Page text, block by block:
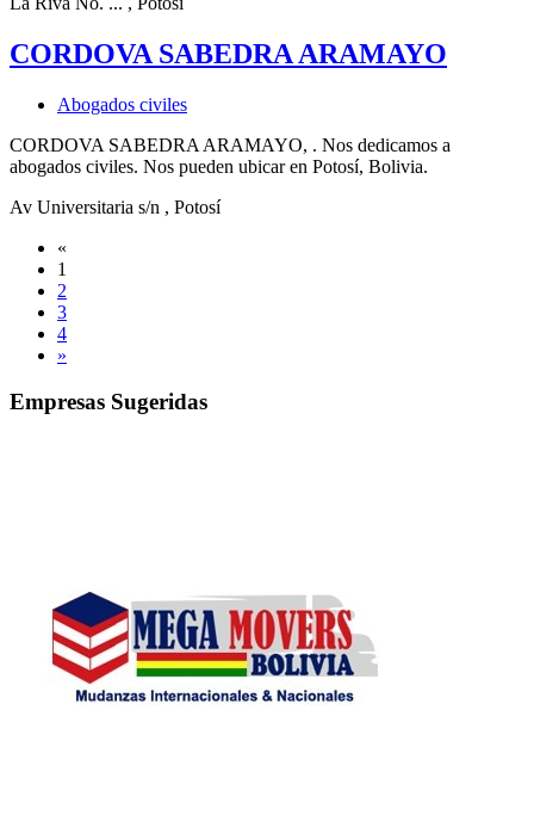
CORDOVA SABEDRA ARAMAYO
Abogados civiles
CORDOVA SABEDRA ARAMAYO, . Nos dedicamos a
abogados civiles. Nos pueden ubicar en Potosí, Bolivia.
Av Universitaria s/n , Potosí
«
1
2
3
4
»
Empresas Sugeridas